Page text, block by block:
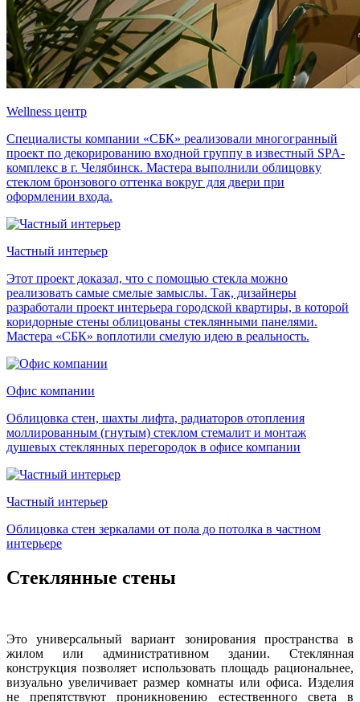
Wellness центр
Специалисты компании «СБК» реализовали многогранный
проект по декорированию входной группу в известный SPA-
комплекс в г. Челябинск. Мастера выполнили облицовку
стеклом бронзового оттенка вокруг для двери при
оформлении входа.
Частный интерьер
Этот проект доказал, что с помощью стекла можно
реализовать самые смелые замыслы. Так, дизайнеры
разработали проект интерьера городской квартиры, в которой
коридорные стены облицованы стеклянными панелями.
Мастера «СБК» воплотили смелую идею в реальность.
Офис компании
Облицовка стен, шахты лифта, радиаторов отопления
моллированным (гнутым) стеклом стемалит и монтаж
душевых стеклянных перегородок в офисе компании
Частный интерьер
Облицовка стен зеркалами от пола до потолка в частном
интерьере
Стеклянные стены
Это универсальный вариант зонирования пространства в
жилом или административном здании. Стеклянная
конструкция позволяет использовать площадь рациональнее,
визуально увеличивает размер комнаты или офиса. Изделия
не препятствуют проникновению естественного света в